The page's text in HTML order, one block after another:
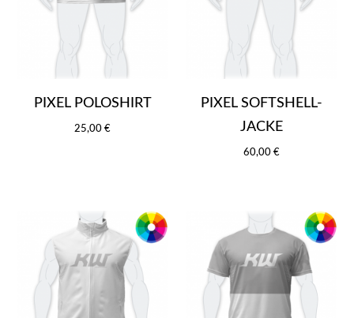
PIXEL POLOSHIRT
25,00 €
PIXEL SOFTSHELL-
JACKE
60,00 €